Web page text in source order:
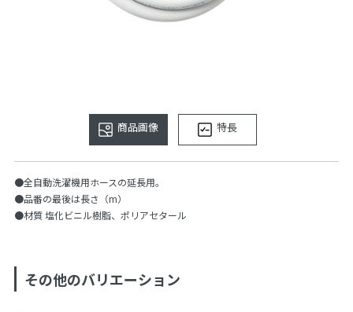
商品画像 特長
●全自動洗濯機用ホースの延長用。
●品番の最後は長さ（m）
●材質 塩化ビニル樹脂、ポリアセタール
その他のバリエーション